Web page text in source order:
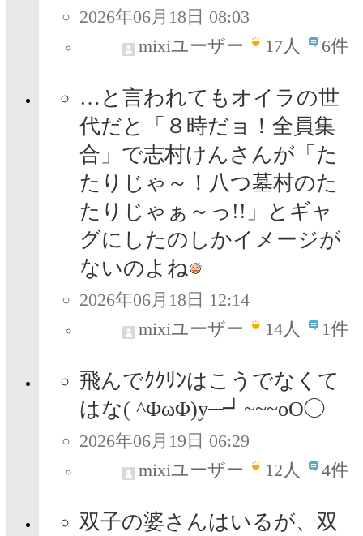
2026年06月18日 08:03
mixiユーザー
17人 6件
…と言われてもオイラの世
代だと「８時だョ！全員集
合」で志村けんさんが「た
たりじゃ～！八つ墓村のた
たりじゃぁ～っ!!」とギャ
グにしたのしかイメージが
ないのよね
2026年06月18日 12:14
mixiユーザー
14人 1件
飛んでｸｸﾘﾝはこうでなくて
はな( ^ΦωΦ)y─┛~~~oΟ◯
2026年06月19日 06:29
mixiユーザー
12人 4件
双子の婆さんはいるが、双